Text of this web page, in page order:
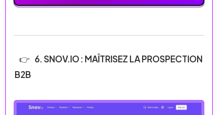
6. SNOV.IO : MAÎTRISEZ LA PROSPECTION
B2B